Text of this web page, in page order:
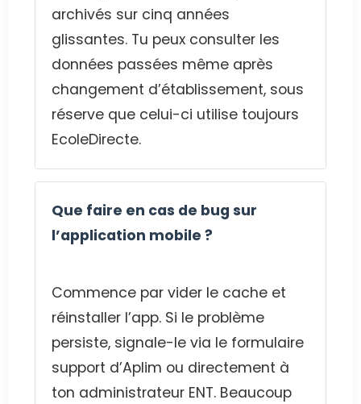
archivés sur cinq années
glissantes. Tu peux consulter les
données passées même après
changement d’établissement, sous
réserve que celui-ci utilise toujours
EcoleDirecte.
Que faire en cas de bug sur
l’application mobile ?
Commence par vider le cache et
réinstaller l’app. Si le problème
persiste, signale-le via le formulaire
support d’Aplim ou directement à
ton administrateur ENT. Beaucoup